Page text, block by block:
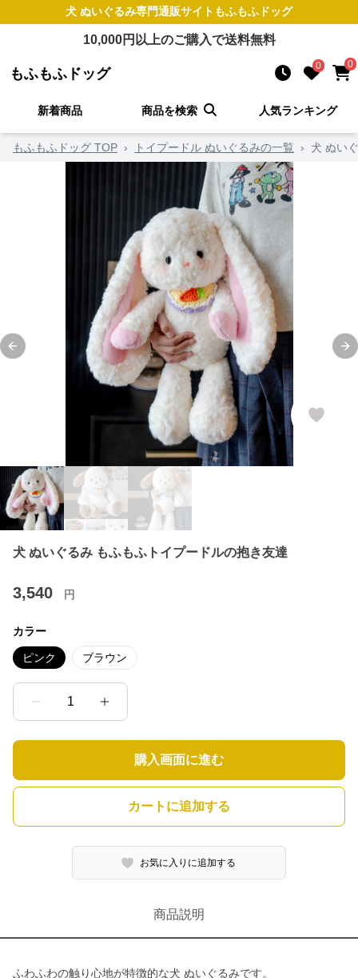
犬 ぬいぐるみ専門通販サイト もふもふドッグ
10,000円以上のご購入で送料無料
もふもふドッグ 0 0
新着商品 商品を検索 人気ランキング
もふもふドッグ TOP › トイプードル ぬいぐるみの一覧 › 犬 ぬい
Previous slide
犬 ぬいぐるみ もふもふトイプードルの抱き友達
3,540 円
カラー
ピンク ブラウン
1
購入画面に進む
カートに追加する
お気に入りに追加する
商品説明
ふわふわの触り心地が特徴的な犬 ぬいぐるみです。